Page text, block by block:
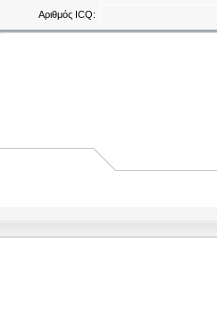
Αριθμός ICQ: